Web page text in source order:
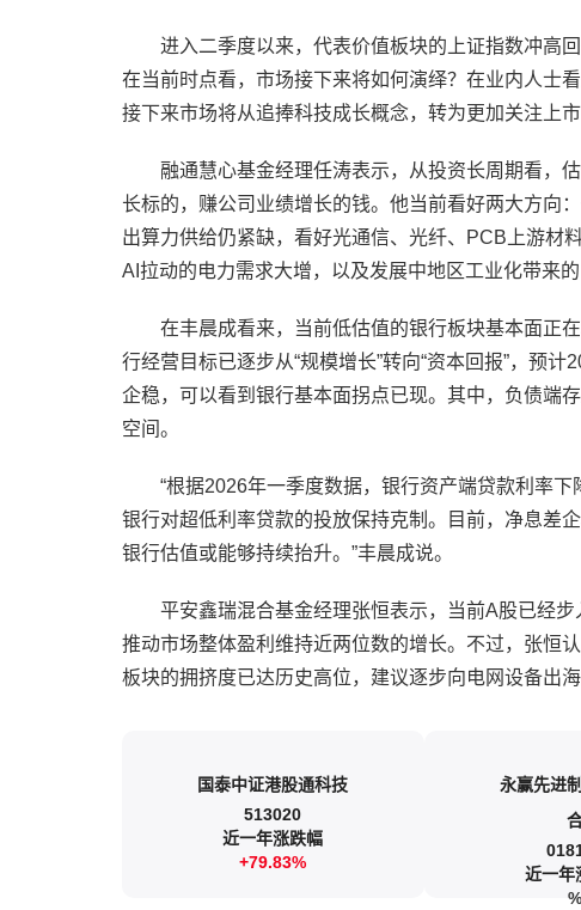
进入二季度以来，代表价值板块的上证指数冲高
在当前时点看，市场接下来将如何演绎？在业内人士
接下来市场将从追捧科技成长概念，转为更加关注上
融通慧心基金经理任涛表示，从投资长周期看，
长标的，赚公司业绩增长的钱。他当前看好两大方向
出算力供给仍紧缺，看好光通信、光纤、PCB上游材
AI拉动的电力需求大增，以及发展中地区工业化带来
在丰晨成看来，当前低估值的银行板块基本面正
行经营目标已逐步从“规模增长”转向“资本回报”，预计
企稳，可以看到银行基本面拐点已现。其中，负债端
空间。
“根据2026年一季度数据，银行资产端贷款利率下
银行对超低利率贷款的投放保持克制。目前，净息差
银行估值或能够持续抬升。”丰晨成说。
平安鑫瑞混合基金经理张恒表示，当前A股已经步
推动市场整体盈利维持近两位数的增长。不过，张恒
板块的拥挤度已达历史高位，建议逐步向电网设备出海
国泰中证港股通科技
513020
近一年涨跌幅
+79.83%
永赢先进
近一年
%